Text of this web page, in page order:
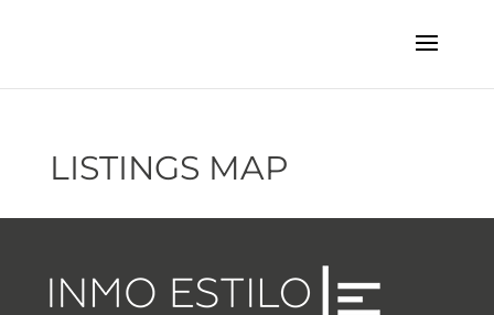
LISTINGS MAP